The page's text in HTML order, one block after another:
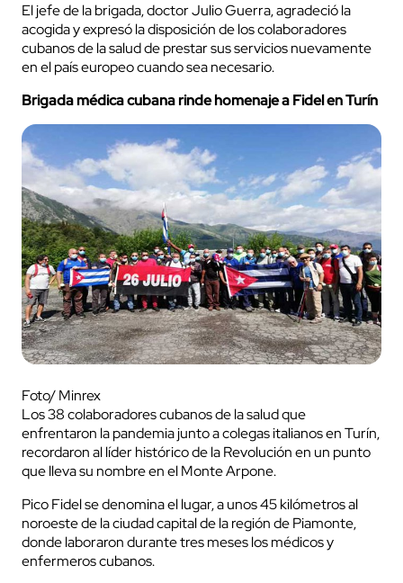
El jefe de la brigada, doctor Julio Guerra, agradeció la
acogida y expresó la disposición de los colaboradores
cubanos de la salud de prestar sus servicios nuevamente
en el país europeo cuando sea necesario.
Brigada médica cubana rinde homenaje a Fidel en Turín
Foto/ Minrex
Los 38 colaboradores cubanos de la salud que
enfrentaron la pandemia junto a colegas italianos en Turín,
recordaron al líder histórico de la Revolución en un punto
que lleva su nombre en el Monte Arpone.
Pico Fidel se denomina el lugar, a unos 45 kilómetros al
noroeste de la ciudad capital de la región de Piamonte,
donde laboraron durante tres meses los médicos y
enfermeros cubanos.